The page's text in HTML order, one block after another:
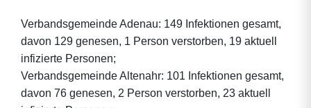
Verbandsgemeinde Adenau: 149 Infektionen gesamt,
davon 129 genesen, 1 Person verstorben, 19 aktuell
infizierte Personen;
Verbandsgemeinde Altenahr: 101 Infektionen gesamt,
davon 76 genesen, 2 Person verstorben, 23 aktuell